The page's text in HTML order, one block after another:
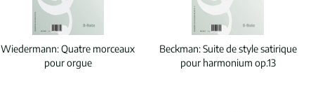
Wiedermann:Quatre morceaux
pour orgue
Beckman:Suite de style satirique
pour harmonium op.13